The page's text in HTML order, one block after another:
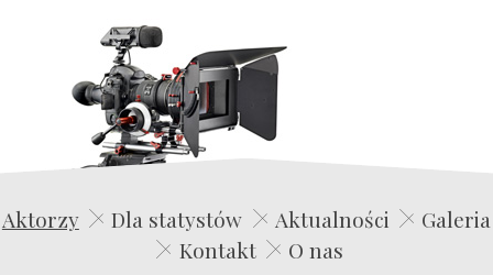
Edwin Film Agencja Aktorska
Aktorzy Dla statystów Aktualności
Galeria
Kontakt
O nas